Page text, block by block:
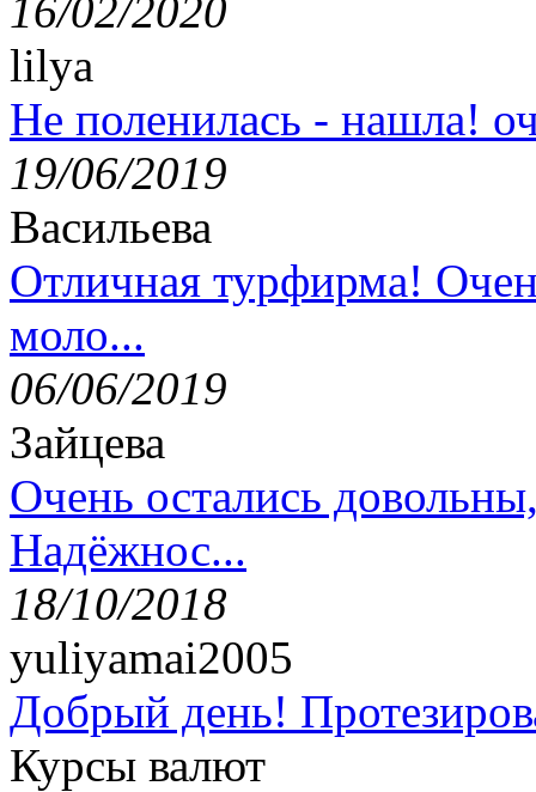
16/02/2020
lilya
Не поленилась - нашла!
19/06/2019
Васильева
Отличная турфирма!
моло...
06/06/2019
Зайцева
Очень остались
Надёжнос...
18/10/2018
yuliyamai2005
Добрый день!
Курсы валют